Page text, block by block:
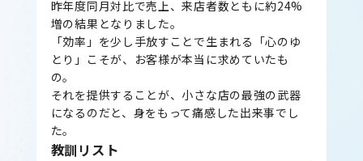
昨年度同月対比で売上、来店者数ともに約24%
増の結果となりました。
「効率」を少し手放すことで生まれる「心のゆ
とり」こそが、お客様が本当に求めていたも
の。
それを提供することが、小さな店の最強の武器
になるのだと、身をもって痛感した出来事でし
た。
教訓リスト